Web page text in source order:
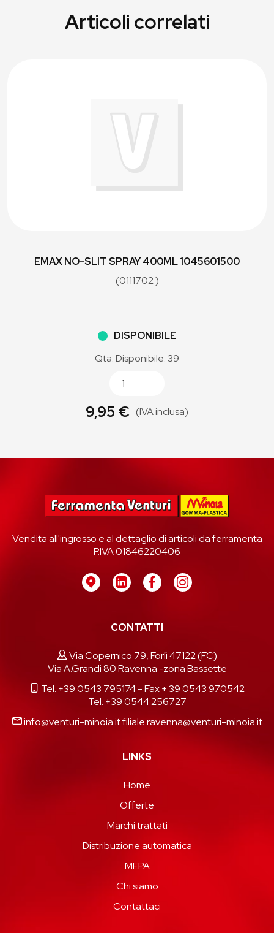
Articoli correlati
EMAX NO-SLIT SPRAY 400ML 1045601500
(0111702 )
DISPONIBILE
Qta. Disponibile: 39
9,95 € (IVA inclusa)
Vendita all'ingrosso e al dettaglio di articoli da ferramenta
P.IVA 01846220406
CONTATTI
Via Copernico 79, Forlì 47122 (FC)
Via A.Grandi 80 Ravenna -zona Bassette
Tel. +39 0543 795174- Fax + 39 0543 970542
Tel. +39 0544 256727
info@venturi-minoia.itfiliale.ravenna@venturi-minoia.it
LINKS
Home
Offerte
Marchi trattati
Distribuzione automatica
MEPA
Chi siamo
Contattaci